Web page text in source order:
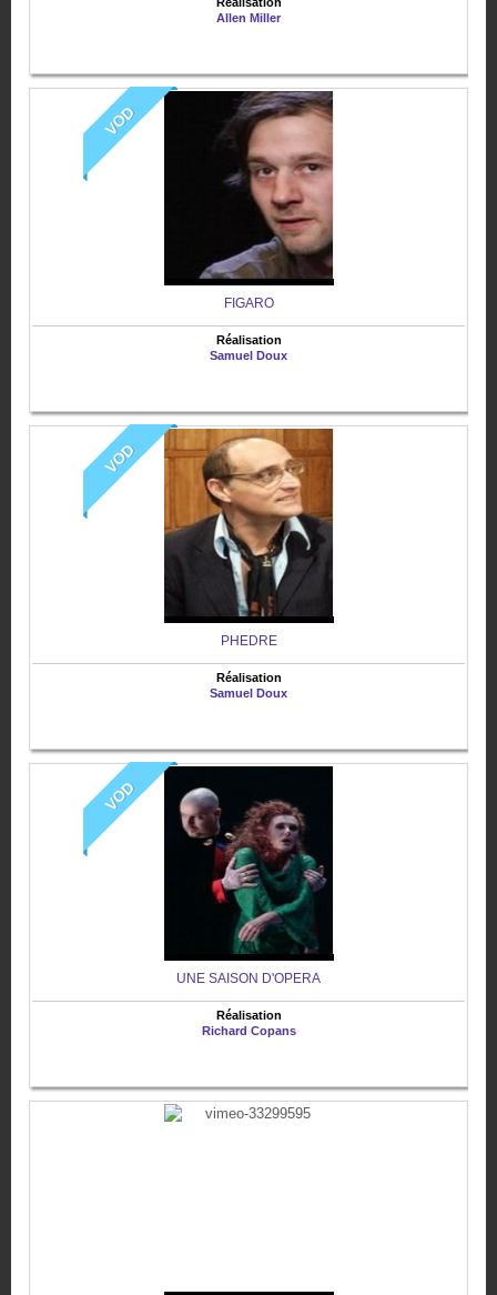
Allen Miller
VOD
FIGARO
Réalisation
Samuel Doux
VOD
PHEDRE
Réalisation
Samuel Doux
VOD
UNE SAISON D'OPERA
Réalisation
Richard Copans